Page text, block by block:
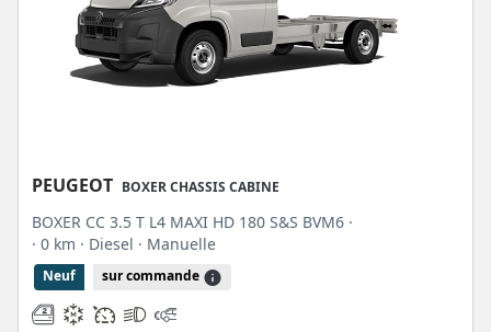
PEUGEOT BOXER CHASSIS CABINE
BOXER CC 3.5 T L4 MAXI HD 180 S&S BVM6 ·
· 0 km · Diesel · Manuelle
Neuf sur commande